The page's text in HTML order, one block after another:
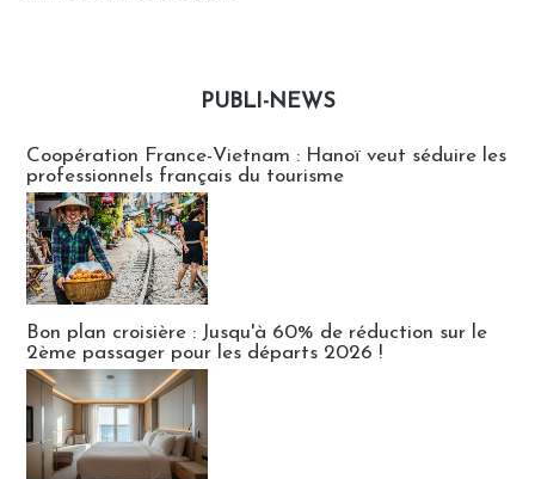
PUBLI-NEWS
Coopération France-Vietnam : Hanoï veut séduire les
professionnels français du tourisme
Bon plan croisière : Jusqu'à 60% de réduction sur le
2ème passager pour les départs 2026 !